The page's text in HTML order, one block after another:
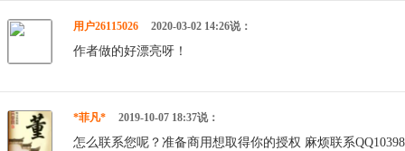
用户26115026 2020-03-02 14:26说：
作者做的好漂亮呀！
*菲凡* 2019-10-07 18:37说：
怎么联系您呢？准备商用想取得你的授权 麻烦联系